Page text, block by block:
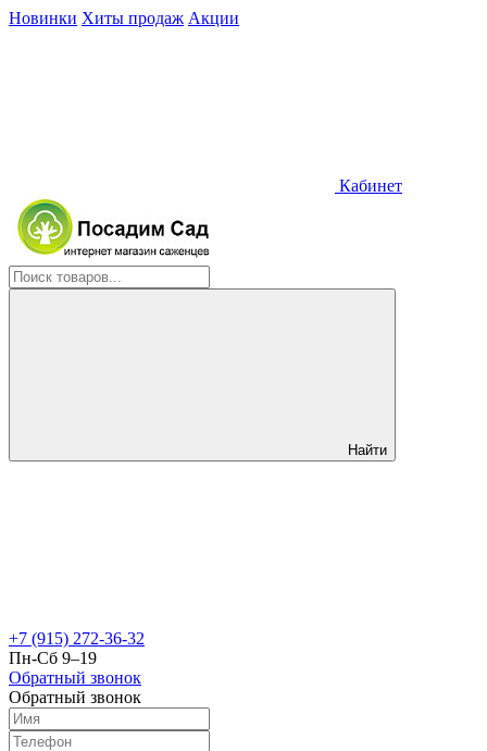
Новинки Хиты продаж Акции
Кабинет
Найти
+7 (915) 272-36-32
Пн-Сб 9–19
Обратный звонок
Обратный звонок